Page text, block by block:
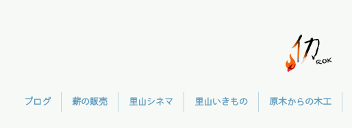
ブログ 薪の販売 里山シネマ 里山いきもの 原木からの木工